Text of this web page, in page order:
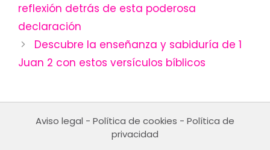
reflexión detrás de esta poderosa
declaración
Descubre la enseñanza y sabiduría de 1
Juan 2 con estos versículos bíblicos
Aviso legal - Política de cookies - Política de
privacidad